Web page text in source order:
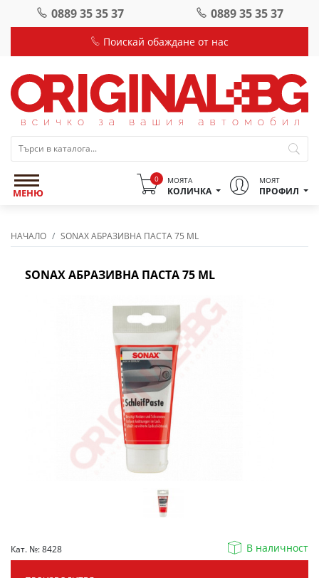
0889 35 35 37 0889 35 35 37
Поискай обаждане от нас
МЕНЮ
0 МОЯТА
КОЛИЧКА
МОЯТ
ПРОФИЛ
НАЧАЛО SONAX АБРАЗИВНА ПАСТА 75 ML
SONAX АБРАЗИВНА ПАСТА 75 ML
Кат. №: 8428 В наличност